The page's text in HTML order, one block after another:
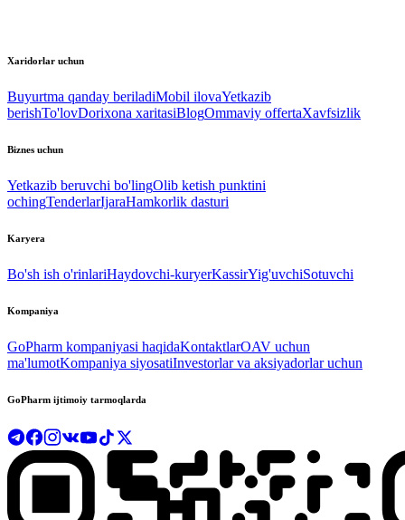
Xaridorlar uchun
Buyurtma qanday beriladiMobil ilovaYetkazib
berishTo'lovDorixona xaritasiBlogOmmaviy offertaXavfsizlik
Biznes uchun
Yetkazib beruvchi bo'lingOlib ketish punktini
ochingTenderlarIjaraHamkorlik dasturi
Karyera
Bo'sh ish o'rinlariHaydovchi-kuryerKassirYig'uvchiSotuvchi
Kompaniya
GoPharm kompaniyasi haqidaKontaktlarOAV uchun
ma'lumotKompaniya siyosatiInvestorlar va aksiyadorlar uchun
GoPharm ijtimoiy tarmoqlarda